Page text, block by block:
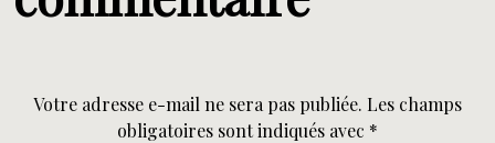
Votre adresse e-mail ne sera pas publiée. Les champs
obligatoires sont indiqués avec *